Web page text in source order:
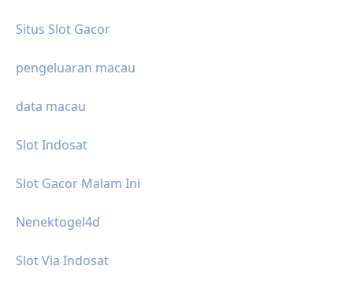
Situs Slot Gacor
pengeluaran macau
data macau
Slot Indosat
Slot Gacor Malam Ini
Nenektogel4d
Slot Via Indosat